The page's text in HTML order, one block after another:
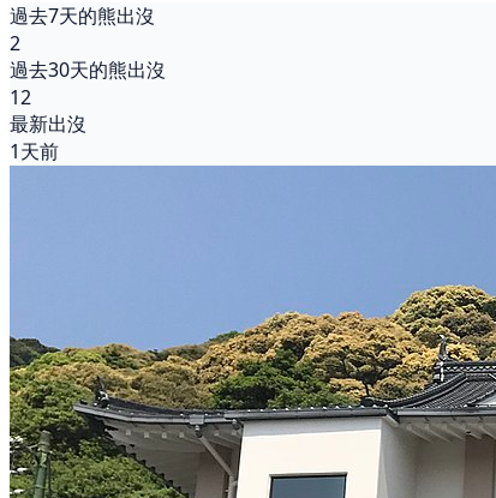
過去7天的熊出沒
2
過去30天的熊出沒
12
最新出沒
1天前